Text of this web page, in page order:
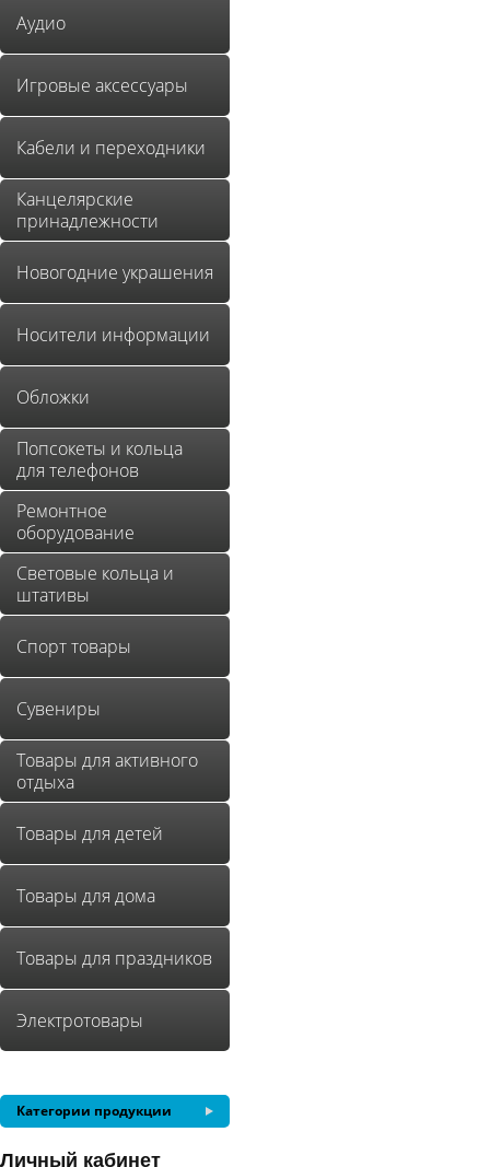
Аудио
Игровые аксессуары
Кабели и переходники
Канцелярские
принадлежности
Новогодние украшения
Носители информации
Обложки
Попсокеты и кольца
для телефонов
Ремонтное
оборудование
Световые кольца и
штативы
Спорт товары
Сувениры
Товары для активного
отдыха
Товары для детей
Товары для дома
Товары для праздников
Электротовары
Категории продукции
Личный кабинет